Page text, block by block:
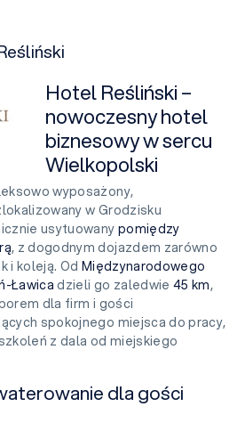
Hotel Reśliński –
nowoczesny hotel
biznesowy w sercu
Wielkopolski
wyposażony,
w Grodzisku
usytuowany pomiędzy
, z dogodnym dojazdem zarówno
i koleją. Od Międzynarodowego
Ławica dzieli go zaledwie45 km,
dla firm i gości
spokojnego miejsca do pracy,
z dala od miejskiego
dla gości